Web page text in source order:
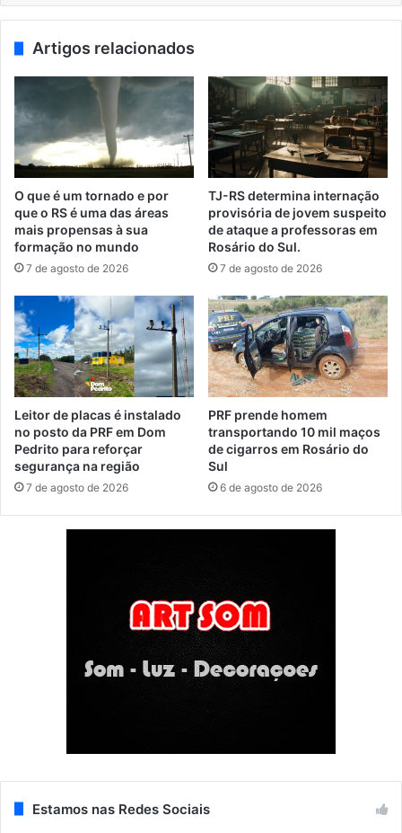
Artigos relacionados
O que é um tornado e por
que o RS é uma das áreas
mais propensas à sua
formação no mundo
7 de agosto de 2026
TJ-RS determina internação
provisória de jovem suspeito
de ataque a professoras em
Rosário do Sul.
7 de agosto de 2026
Leitor de placas é instalado
no posto da PRF em Dom
Pedrito para reforçar
segurança na região
7 de agosto de 2026
PRF prende homem
transportando 10 mil maços
de cigarros em Rosário do
Sul
6 de agosto de 2026
Estamos nas Redes Sociais